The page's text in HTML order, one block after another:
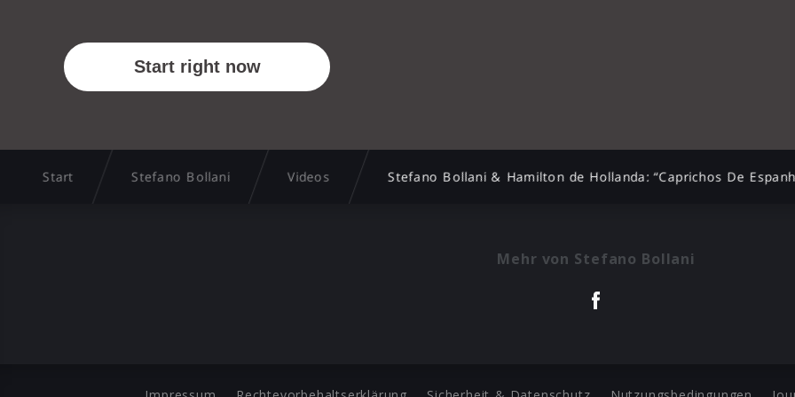
Start Stefano Bollani Videos Stefano Bollani & Hamilton de Hollanda: “Caprichos De
Mehr von Stefano Bollani